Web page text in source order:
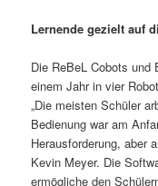
Lernende gezielt auf
Die ReBeL Cobots
einem Jahr in vier
„Die meisten Schüler
Bedienung war am
Herausforderung, aber
Kevin Meyer. Die
ermögliche den